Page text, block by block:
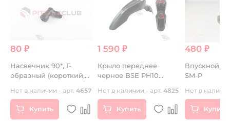
80 ₽
Насвечник 90*, Г-
образный (короткий,
Нет в наличии - арт. 4657
Купить
1 590 ₽
Крыло переднее
черное BSE PH10
Нет в наличии - арт. 4825
Купить
480 ₽
Впускной
SM-P
Нет в
Купить